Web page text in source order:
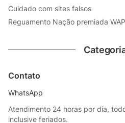
Cuidado com sites falsos
Reguamento Nação premiada WAP
Contato
WhatsApp
Atendimento 24 horas por dia,
inclusive feriados.